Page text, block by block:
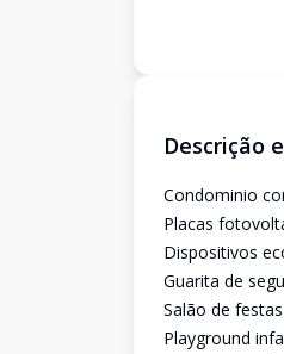
Descrição
Condominio
Placas
Dispositivos
Guarita de
Salão de
Playground